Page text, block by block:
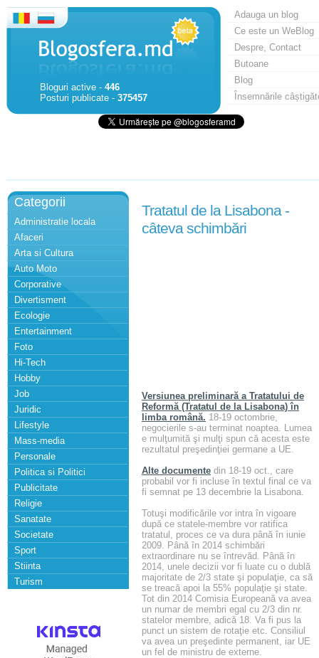
Bloguri active - 446
Posturi publicate - 375457
Adauga un blog
Ce este un WeBlog
Despre, Contact
Butoane
Blog
Însemnările
Categorii
Administratie locala
Afaceri
Arta si Cultura
Auto Moto
Corporative
Divertisment
Ecologie
Entertainment
Foto
Hi-Tech
Hobby
Job
Juridic
Lifestyle
Mass-media
Personale
Politica si Politici
Publicitate
Religie
Sanatate
Societate
Sport
Stiinta
Turism
Tratatul de la Lisabona -
câteva schimbări
Versiunea preliminară a Tratatului de
Reformă (Tratatul de la Lisabona) în
limba română. 18-19 octombrie,
negocierile s-au terminat noaptea. Lumea
e mulţumită şi mulţi spun că acesta este
rezultatul preşedinţiei germane a UE.
Alte documente din 18-19 oct., care
probabil vor fi incluse în textul final ce va
fi semnat pe 13 decembrie la Lisabona.
Totuşi modificările vor intra în vigoare
după ce statele-membre vor ratifica
tratatul, proces ce va dura până în iunie
2009. Până în 2014 schimbări
extraordinare nu se întrevăd. Până în
2014, unele decizii vor fi luate cu o dublă
majoritate de 2/3 state şi populaţie, ca să
se treacă apoi la 55% populaţie şi state.
Tot din 2014 Comisia Europeană va avea
un numar de membri egal cu 2/3 din nr.
statelor membre, adică 18. Va fi pus la
punct un sistem de rotaţie etc. Consiliul
va avea un preşedinte permanent, iar UE
un fel de ministru de externe.